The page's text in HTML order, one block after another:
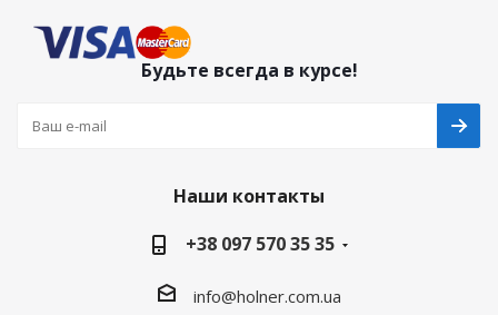
Будьте всегда в курсе!
Наши контакты
+38 097 570 35 35
info@holner.com.ua